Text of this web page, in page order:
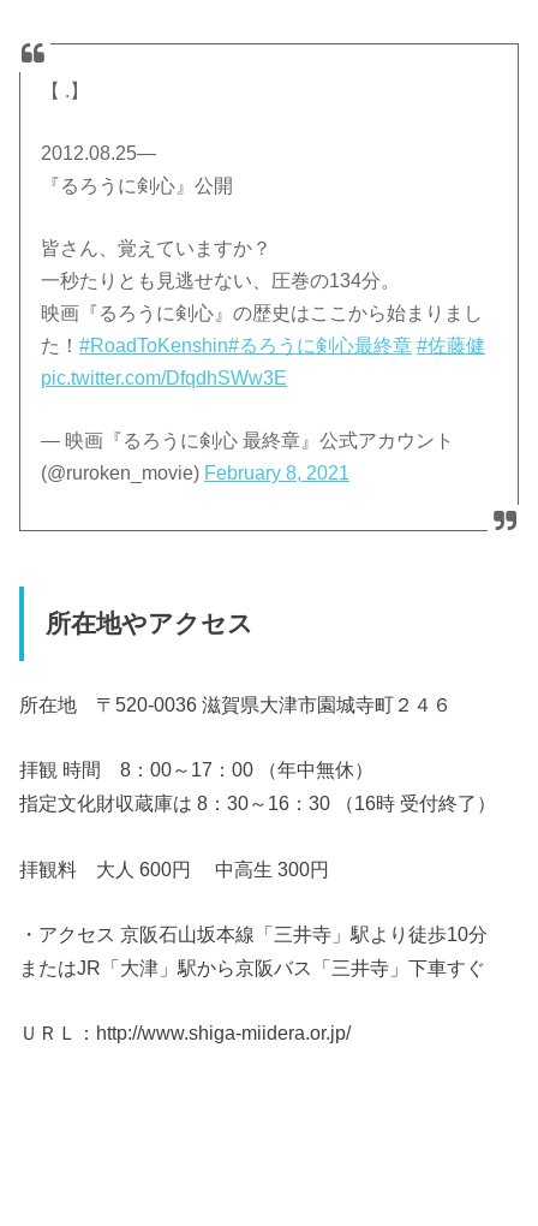
【 .】
2012.08.25―
『るろうに剣心』公開
皆さん、覚えていますか？
一秒たりとも見逃せない、圧巻の134分。
映画『るろうに剣心』の歴史はここから始まりまし
た！#RoadToKenshin#るろうに剣心最終章 #佐藤健
pic.twitter.com/DfqdhSWw3E
— 映画『るろうに剣心 最終章』公式アカウント
(@ruroken_movie) February 8, 2021
所在地やアクセス
所在地 〒520-0036 滋賀県大津市園城寺町２４６
拝観 時間 8：00～17：00 （年中無休）
指定文化財収蔵庫は 8：30～16：30 （16時 受付終了）
拝観料 大人 600円 中高生 300円
・アクセス 京阪石山坂本線「三井寺」駅より徒歩10分
またはJR「大津」駅から京阪バス「三井寺」下車すぐ
ＵＲＬ：http://www.shiga-miidera.or.jp/